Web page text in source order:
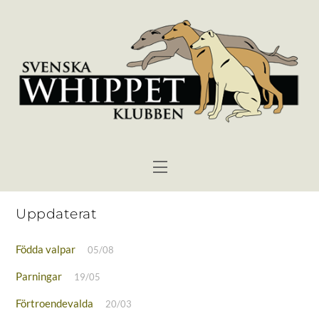
Menu
Uppdaterat
Födda valpar 05/08
Parningar 19/05
Förtroendevalda 20/03